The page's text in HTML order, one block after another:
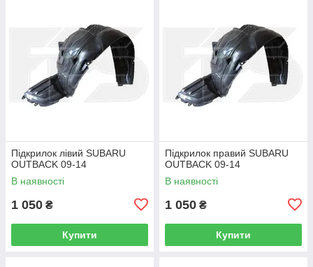
Підкрилок лівий SUBARU
OUTBACK 09-14
В наявності
1 050 ₴
Купити
Підкрилок правий SUBARU
OUTBACK 09-14
В наявності
1 050 ₴
Купити